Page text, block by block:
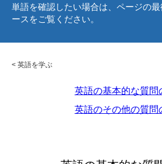
単語を確認したい場合は、ページの
ースをご覧ください。
< 英語を学ぶ
英語の基本的な質問
英語のその他の質問